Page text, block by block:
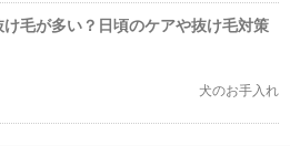
毛が多い？日頃のケアや抜け毛対策
犬のお手入れ